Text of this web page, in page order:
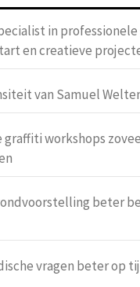
in
en creatieve
van Samuel
graffiti workshops
beter
vragen beter op